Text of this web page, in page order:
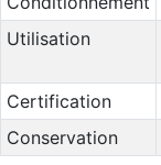
Utilisation
Certification
Conservation